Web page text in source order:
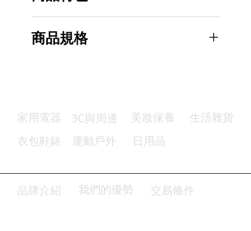
加厚設計：細膩手感用餐備感舒適
商品規格
主要材質：不鏽鋼
商品尺寸：13.7*3.2*0.9cm
產地名稱：中國大陸
代理商：亞桓有限公司
家用電器 3C與周邊 美妝保養
生活雜貨
衣包鞋錶
運動戶外 日用品
品牌介紹 我們的優勢 交易條件